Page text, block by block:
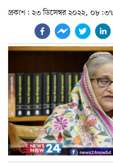
প্রকাশ: ২৩ ডিসেম্বর ২০২২, ০৮:৩৭